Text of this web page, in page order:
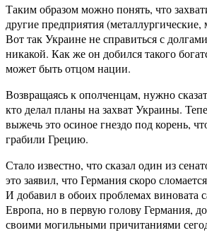
Таким образом можно понять, что
другие предприятия
Вот так Украине не справиться с
никакой. Как же он добился такого
может быть отцом нации.
Возвращаясь к ополченцам, нужно
кто делал планы на захват Украины.
выжечь это осиное гнездо под корень,
грабили Грецию.
Стало известно, что сказал один из
это заявил, что Германия скоро
И добавил в обоих проблемах виновата
Европа, но в первую голову Германия,
своими могильными причитаниями